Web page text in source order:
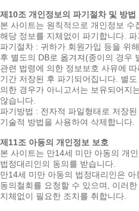
제10조 개인정보의 파기절차 및 방법
본 사이트는 원칙적으로 개인정보
해당 정보를 지체없이 파기합니다.
파기절차 : 귀하가 회원가입 등을 위
후 별도의 DB로 옮겨져(종이의 경우
관련 법령에 의한 정보보호 사유에
기간 저장된 후 파기되어집니다. 별
의한 경우가 아니고서는 보유되어지
않습니다.
파기방법 : 전자적 파일형태로 저장
기술적 방법을 사용하여 삭제합니다.
제11조 아동의 개인정보 보호
본 사이트는 만14세 미만 아동의 개
법정대리인의 동의를 받습니다.
만14세 미만 아동의 법정대리인은
동의철회를 요청할 수 있으며, 이러
지체없이 필요한 조치를 취합니다.